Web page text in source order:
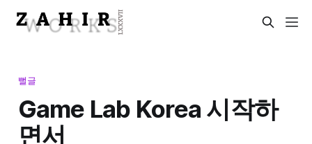
뻘글
Game Lab Korea 시작하
면서